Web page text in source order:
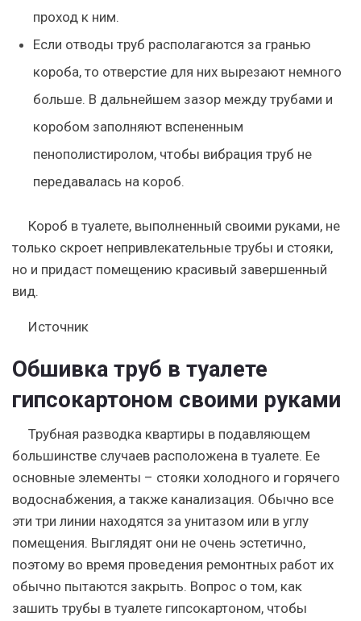
проход к ним.
Если отводы труб располагаются за гранью
короба, то отверстие для них вырезают немного
больше. В дальнейшем зазор между трубами и
коробом заполняют вспененным
пенополистиролом, чтобы вибрация труб не
передавалась на короб.
Короб в туалете, выполненный своими руками, не
только скроет непривлекательные трубы и стояки,
но и придаст помещению красивый завершенный
вид.
Источник
Обшивка труб в туалете
гипсокартоном своими руками
Трубная разводка квартиры в подавляющем
большинстве случаев расположена в туалете. Ее
основные элементы – стояки холодного и горячего
водоснабжения, а также канализация. Обычно все
эти три линии находятся за унитазом или в углу
помещения. Выглядят они не очень эстетично,
поэтому во время проведения ремонтных работ их
обычно пытаются закрыть. Вопрос о том, как
зашить трубы в туалете гипсокартоном, чтобы